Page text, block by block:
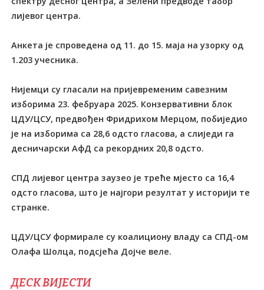
лијевог центра.
Анкета је спроведена од 11. до 15. маја на узорку од
1.203 учесника.
Нијемци су гласали на пријевременим савезним
изборима 23. фебруара 2025. Конзервативни блок
ЦДУ/ЦСУ, предвођен Фридрихом Мерцом, побиједио
је на изборима са 28,6 одсто гласова, а слиједи га
десничарски АфД са рекордних 20,8 одсто.
СПД лијевог центра заузео је треће мјесто са 16,4
одсто гласова, што је најгори резултат у историји те
странке.
ЦДУ/ЦСУ формирале су коалициону владу са СПД-ом
Олафа Шолца, подсјећа Дојче веле.
ДЕСК ВИЈЕСТИ